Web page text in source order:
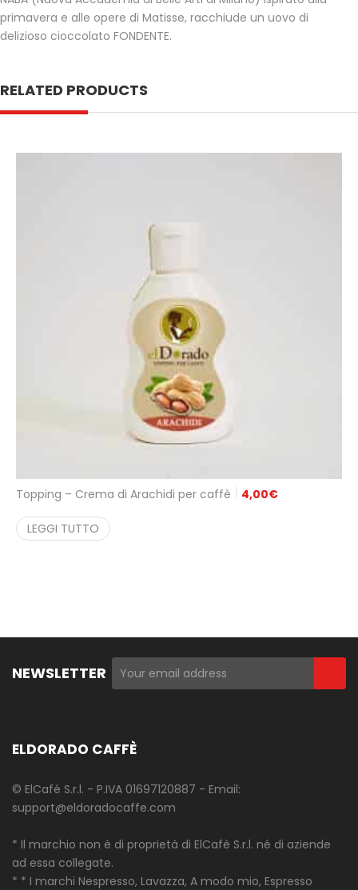
primavera e alle opere di Matisse, racchiude un uovo di
delizioso cioccolato FONDENTE.
RELATED PRODUCTS
Topping – Crema di Arachidi per caffè 4,00€
LEGGI TUTTO
NEWSLETTER
ELDORADO CAFFÈ
© ElCafé S.r.l. - P.IVA 01697120887 - Email:
support@eldoradocaffe.com
* Il marchio non è di proprietà di ElCafè S.r.l. né di aziende
ad essa collegate.
* * I marchi Nespresso, Lavazza, A modo mio, Espresso